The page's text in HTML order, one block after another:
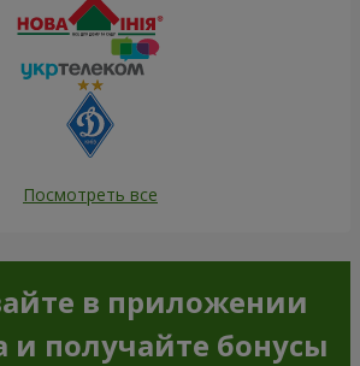
Посмотреть все
в приложении
и получайте бонусы